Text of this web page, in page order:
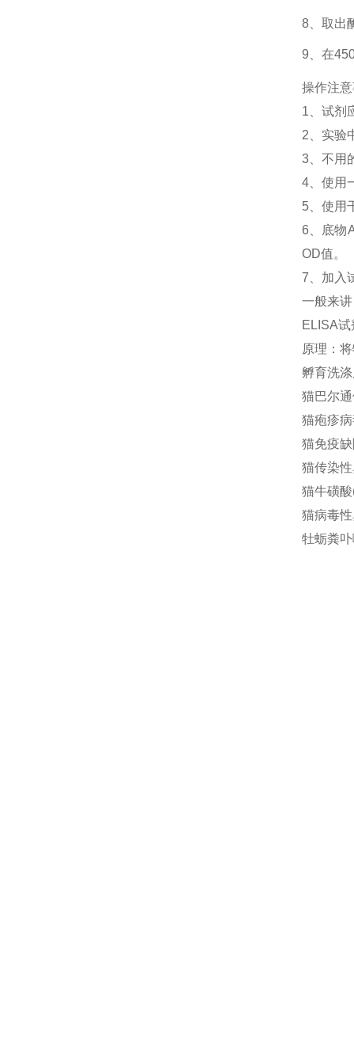
8、取出
9、在
操作注
1、 试剂
2、 实验
3、 不用
4、 使用
5、 使用
6、
底物
OD值。
7、加入
一般来
ELISA
原理：
孵育洗
猫巴尔
猫疱疹
猫免疫
猫传染
猫牛磺
猫病毒
牡蛎粪